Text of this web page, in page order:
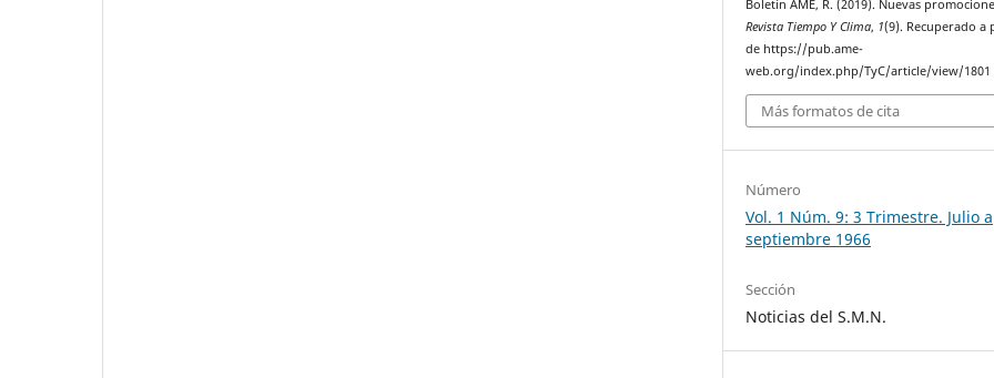
Boletín AME, R. (2019). Nuevas
Revista Tiempo Y Clima, 1(9). Recuperado a
de https://pub.ame-
web.org/index.php/TyC/article/view/1801
Más formatos de cita
Número
Vol. 1 Núm. 9: 3 Trimestre. Julio a
septiembre 1966
Sección
Noticias del S.M.N.